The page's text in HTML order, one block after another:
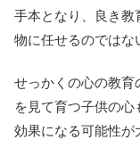
手本となり、良き教
物に任せるのではな
せっかくの心の教育
を見て育つ子供の
効果になる可能性が